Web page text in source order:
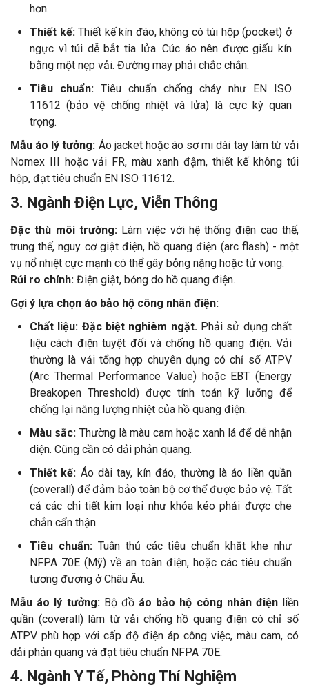
hơn.
Thiết kế:Thiết kế kín đáo, không có túi hộp (pocket) ở
ngực vì túi dễ bắt tia lửa. Cúc áo nên được giấu kín
bằng một nẹp vải. Đường may phải chắc chắn.
Tiêu chuẩn: Tiêu chuẩn chống cháy như EN ISO
11612 (bảo vệ chống nhiệt và lửa) là cực kỳ quan
trọng.
Mẫu áo lý tưởng: Áo jacket hoặc áo sơ mi dài tay làm từ vải
Nomex III hoặc vải FR, màu xanh đậm, thiết kế không túi
hộp, đạt tiêu chuẩn EN ISO 11612.
3. Ngành Điện Lực, Viễn Thông
Đặc thù môi trường:Làm việc với hệ thống điện cao thế,
trung thế, nguy cơ giật điện, hồ quang điện (arc flash) - một
vụ nổ nhiệt cực mạnh có thể gây bỏng nặng hoặc tử vong.
Rủi ro chính: Điện giật, bỏng do hồ quang điện.
Gợi ý lựa chọn áo bảo hộ công nhân điện:
Chất liệu: Đặc biệt nghiêm ngặt.Phải sử dụng chất
liệu cách điện tuyệt đối và chống hồ quang điện. Vải
thường là vải tổng hợp chuyên dụng có chỉ số ATPV
(Arc Thermal Performance Value) hoặc EBT (Energy
Breakopen Threshold) được tính toán kỹ lưỡng để
chống lại năng lượng nhiệt của hồ quang điện.
Màu sắc: Thường là màu cam hoặc xanh lá để dễ nhận
diện. Cũng cần có dải phản quang.
Thiết kế: Áo dài tay, kín đáo, thường là áo liền quần
(coverall) để đảm bảo toàn bộ cơ thể được bảo vệ. Tất
cả các chi tiết kim loại như khóa kéo phải được che
chắn cẩn thận.
Tiêu chuẩn:Tuân thủ các tiêu chuẩn khắt khe như
NFPA 70E (Mỹ) về an toàn điện, hoặc các tiêu chuẩn
tương đương ở Châu Âu.
Mẫu áo lý tưởng:Bộ đồ áo bảo hộ công nhân điệnliền
quần (coverall) làm từ vải chống hồ quang điện có chỉ số
ATPV phù hợp với cấp độ điện áp công việc, màu cam, có
dải phản quang và đạt tiêu chuẩn NFPA 70E.
4. Ngành Y Tế, Phòng Thí Nghiệm